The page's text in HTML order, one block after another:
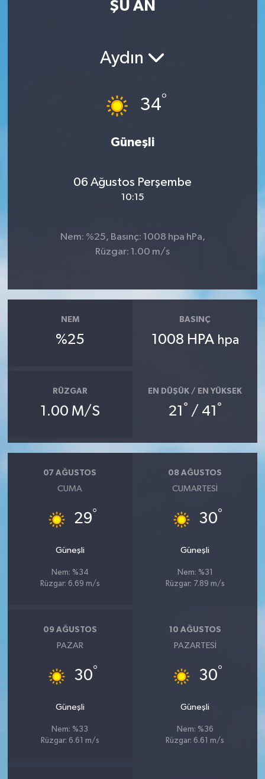
ŞU AN
Aydın
34°
Güneşli
06 Ağustos Perşembe
10:15
Nem: %25, Basınç: 1008 hpa hPa,
Rüzgar: 1.00 m/s
NEM
%25
BASINÇ
1008 HPA hpa
RÜZGAR
1.00 M/S
EN DÜŞÜK / EN YÜKSEK
21 ° / 41 °
07 AĞUSTOS
CUMA
29°
Güneşli
Nem: %34
Rüzgar: 6.69 m/s
08 AĞUSTOS
CUMARTESI
30°
Güneşli
Nem: %31
Rüzgar: 7.89 m/s
09 AĞUSTOS
PAZAR
30°
Güneşli
Nem: %33
Rüzgar: 6.61 m/s
10 AĞUSTOS
PAZARTESI
30°
Güneşli
Nem: %36
Rüzgar: 6.61 m/s
YAŞAM